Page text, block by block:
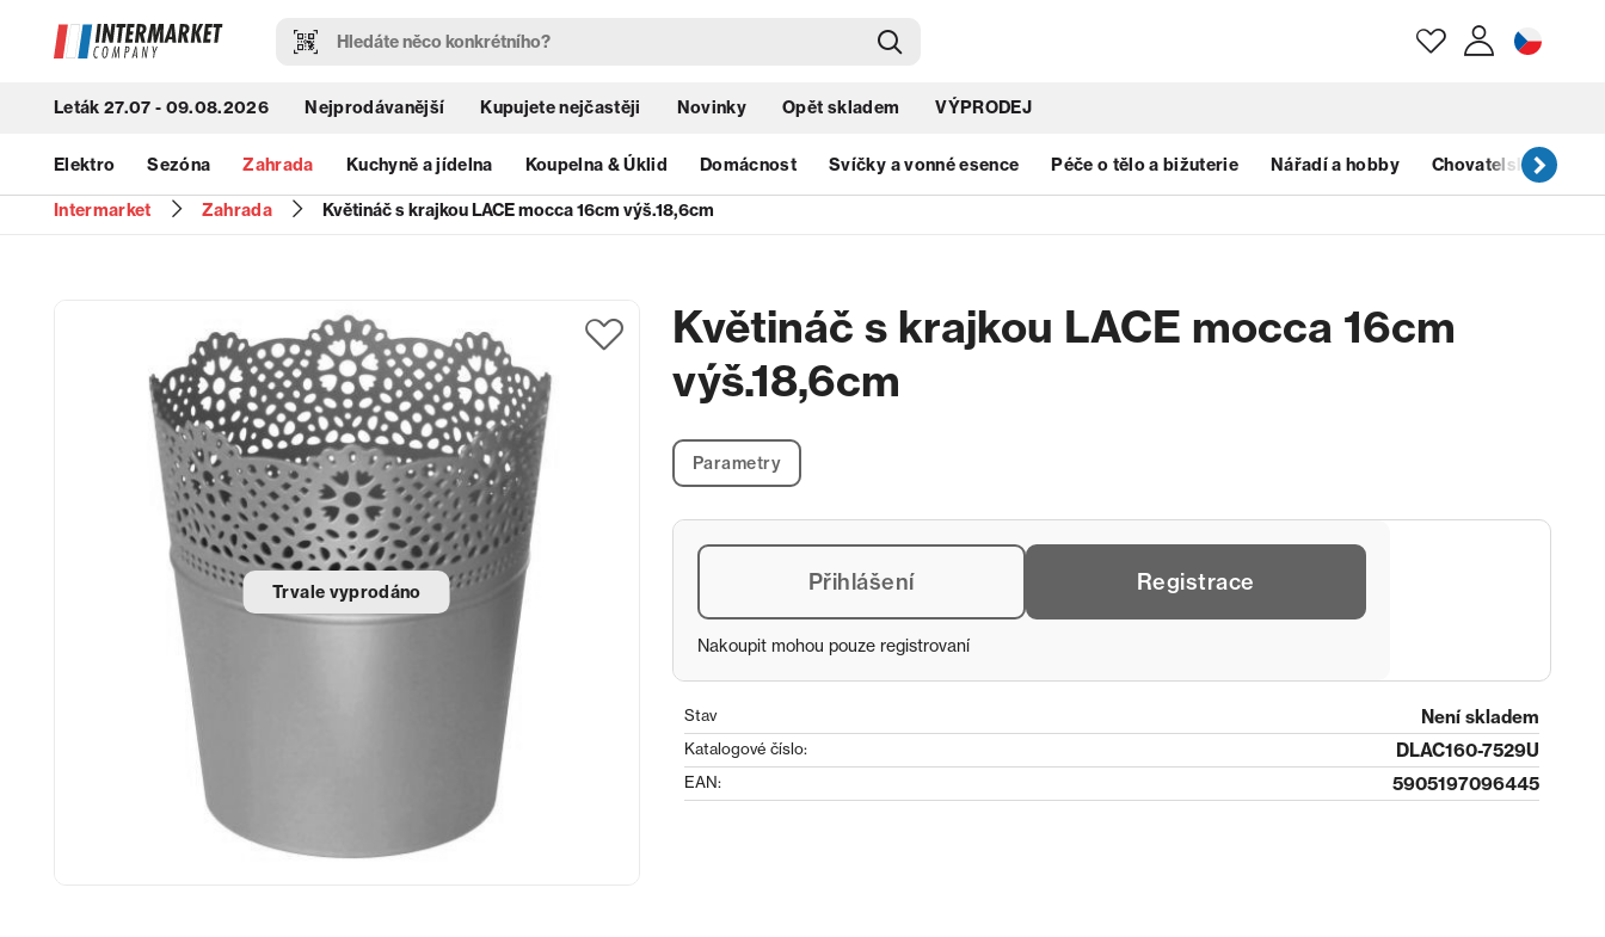
Leták 27.07 - 09.08.2026 Nejprodávanější Kupujete nejčastěji Novinky Opět skladem VÝPRODEJ
Elektro Sezóna Zahrada Kuchyně a jídelna Koupelna & Úklid Domácnost Svíčky a vonné esence Péče o tělo a bižuterie Nářadí a hobby Chovatelské
Intermarket Zahrada Květináč s krajkou LACE mocca 16cm výš.18,6cm
Květináč s krajkou LACE mocca 16cm
výš.18,6cm
Parametry
Trvale vyprodáno Přihlášení Registrace
Nakoupit mohou pouze registrovaní
Stav Není skladem
Katalogové číslo: DLAC160-7529U
EAN: 5905197096445